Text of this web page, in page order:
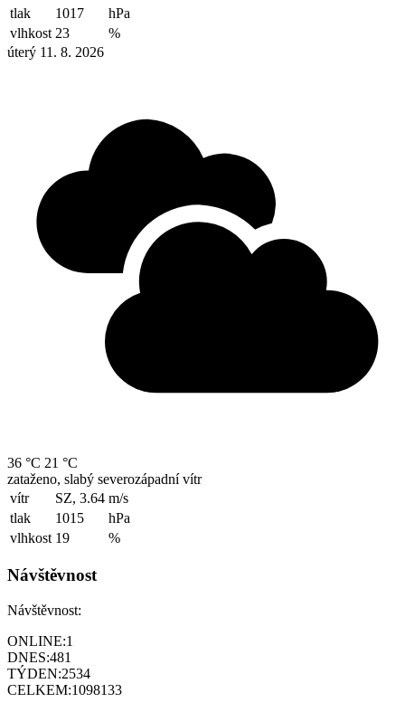
tlak
1017
hPa
vlhkost 23
%
úterý 11. 8. 2026
36 °C 21 °C
zataženo, slabý severozápadní vítr
vítr
SZ, 3.64 m/s
tlak
1015
hPa
vlhkost 19 %
Návštěvnost
Návštěvnost:
ONLINE:1
DNES:481
TÝDEN:2534
CELKEM:1098133